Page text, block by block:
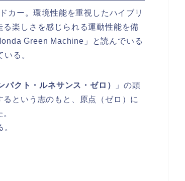
カー。環境性能を重視したハイブリ
楽しさを感じられる運動性能を備
Green Machine」と読んでいる
る。
クト・ルネサンス・ゼロ）
」の頭
という志のもと、原点（ゼロ）に